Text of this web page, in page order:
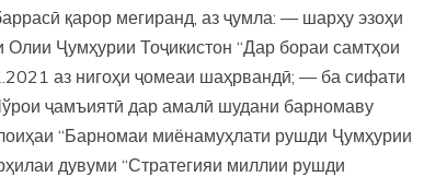
қарор мегиранд, аз ҷумла: — шарҳу эзоҳи
Ҷумҳурии Тоҷикистон “Дар бораи самтҳои
аз нигоҳи ҷомеаи шаҳрвандӣ; — ба сифати
ҷамъиятӣ дар амалӣ шудани барномаву
“Барномаи миёнамуҳлати рушди Ҷумҳурии
дувуми “Стратегияи миллии рушди